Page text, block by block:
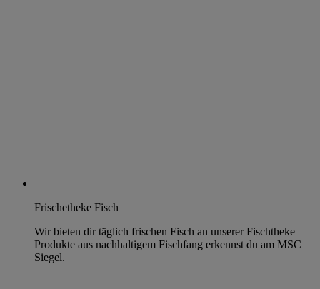
Frischetheke Fisch
Wir bieten dir täglich frischen Fisch an unserer Fischtheke –
Produkte aus nachhaltigem Fischfang erkennst du am MSC
Siegel.